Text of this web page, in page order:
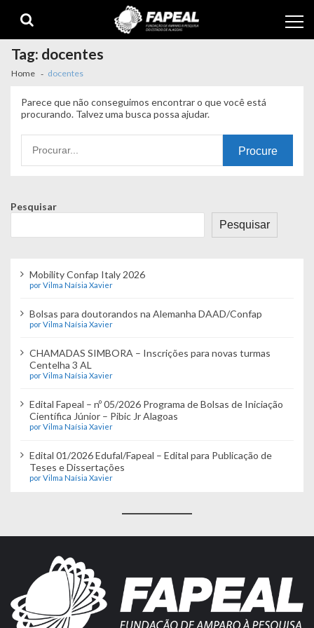
navigation
content
Tag: docentes
Home docentes
Parece que não conseguimos encontrar o que você está
procurando. Talvez uma busca possa ajudar.
por:
Pesquisar
Pesquisar
Mobility Confap Italy 2026
por Vilma Naísia Xavier
Bolsas para doutorandos na Alemanha DAAD/Confap
por Vilma Naísia Xavier
CHAMADAS SIMBORA – Inscrições para novas turmas
Centelha 3 AL
por Vilma Naísia Xavier
Edital Fapeal – nº 05/2026 Programa de Bolsas de Iniciação
Científica Júnior – Pibic Jr Alagoas
por Vilma Naísia Xavier
Edital 01/2026 Edufal/Fapeal – Edital para Publicação de
Teses e Dissertações
por Vilma Naísia Xavier